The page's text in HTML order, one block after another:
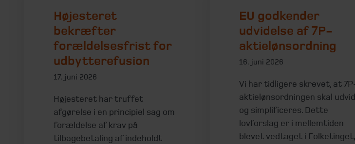
Højesteret
bekræfter
forældelsesfrist for
udbytterefusion
17. juni 2026
Højesteret har truffet
afgørelse i en principiel sag om
forældelse af krav på
tilbagebetaling af indeholdt
EU godkender
udvidelse af 7P-
aktielønsordning
16. juni 2026
Vi har tidligere skrevet, at
aktielønsordningen skal
og simplificeres. Dette
lovforslag er i mellemtiden
blevet vedtaget i Folketinget,